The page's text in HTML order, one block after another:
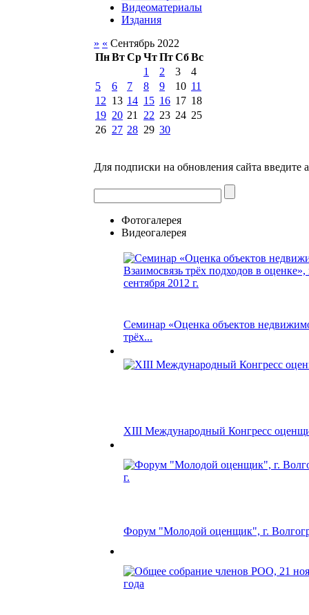
Видеоматериалы
Издания
» « Сентябрь 2022
ПнВтСрЧтПтСбВс
1
2 3
4
5
6 7 8 9 10 11
12 13 14 15 16 17 18
19 20 21 22 23 24 25
26 27 28 29 30
Для подписки на обновления сайта введите
Фотогалерея
Видеогалерея
Семинар «Оценка объектов
трёх...
XIII Международный Конгресс
Форум "Молодой оценщик", г.